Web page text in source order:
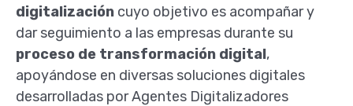
digitalización cuyo objetivo es acompañar y
dar seguimiento a las empresas durante su
proceso de transformación digital,
apoyándose en diversas soluciones digitales
desarrolladas por Agentes Digitalizadores